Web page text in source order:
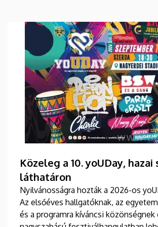
Közeleg a 10. yoUDay, hazai
láthatáron
Nyilvánosságra hozták a 2026-os
Az elsőéves hallgatóknak, az
és a programra kíváncsi